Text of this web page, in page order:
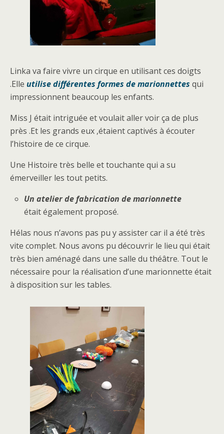
Linka va faire vivre un cirque en utilisant ces doigts
.Elle utilise différentes formes de marionnettes qui
impressionnent beaucoup les enfants.
Miss J était intriguée et voulait aller voir ça de plus
près .Et les grands eux ,étaient captivés à écouter
l’histoire de ce cirque.
Une Histoire très belle et touchante qui a su
émerveiller les tout petits.
Un atelier de fabrication de marionnette
était également proposé.
Hélas nous n’avons pas pu y assister car il a été très
vite complet. Nous avons pu découvrir le lieu qui était
très bien aménagé dans une salle du théâtre. Tout le
nécessaire pour la réalisation d’une marionnette était
à disposition sur les tables.